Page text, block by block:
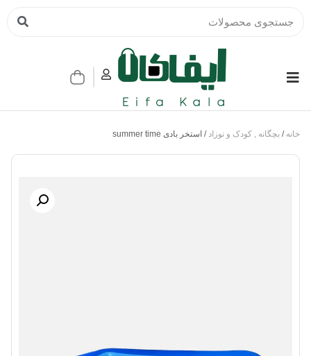
خانه / بچگانه , کودک و نوزاد/ استخر بادی summer time